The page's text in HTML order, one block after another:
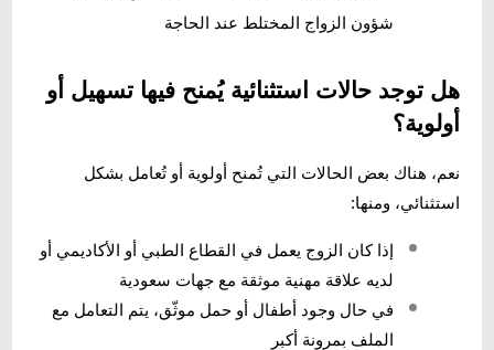
شؤون الزواج المختلط عند الحاجة
هل توجد حالات استثنائية يُمنح فيها تسهيل أو
أولوية؟
نعم، هناك بعض الحالات التي تُمنح أولوية أو تُعامل بشكل
استثنائي، ومنها:
إذا كان الزوج يعمل في القطاع الطبي أو الأكاديمي أو
لديه علاقة مهنية موثقة مع جهات سعودية
في حال وجود أطفال أو حمل موثّق، يتم التعامل مع
الملف بمرونة أكبر